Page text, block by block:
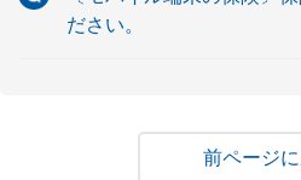
ださい。